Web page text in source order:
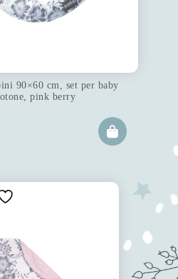
90×60 cm, set per baby
pink berry